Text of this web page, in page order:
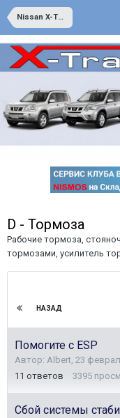
Nissan X-Trail второго поколения - он же Т31 - выпуск с июня 2007 года по 2014 год
D - Тормоза
Рабочие тормоза,
тормозами, усилитель
НАЗАД
Помогите с ESP
Автор: Albert 23
11 ответов 3395
Сбой системы